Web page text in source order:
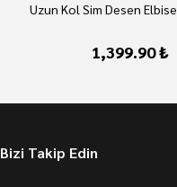
Uzun Kol Sim Desen
1,399.90 ₺
Bizi Takip Edin